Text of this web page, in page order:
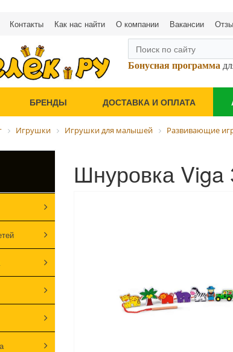
Контакты Как нас найти О компании Вакансии
Бонусная программа
БРЕНДЫ ДОСТАВКА И ОПЛАТА
Игрушки Игрушки для малышей Развивающие
Шнуровка Viga